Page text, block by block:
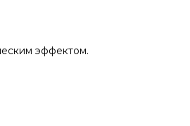
эффектом.